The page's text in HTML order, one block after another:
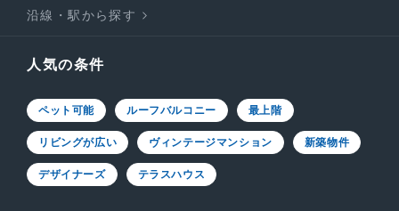
沿線・駅から探す
人気の条件
ペット可能 ルーフバルコニー 最上階
リビングが広い ヴィンテージマンション 新築物件
デザイナーズ テラスハウス